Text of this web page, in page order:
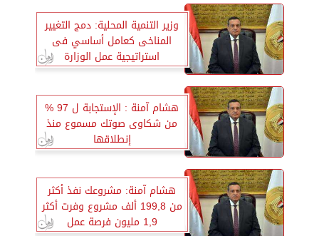
وزير التنمية المحلية: دمج التغيير
المناخى كعامل أساسي فى
استراتيجية عمل الوزارة
هشام آمنة : الإستجابة ل 97 %
من شكاوى صوتك مسموع منذ
إنطلاقها
هشام آمنة: مشروعك نفذ أكثر
من 199,8 ألف مشروع وفرت أكثر
1,9 مليون فرصة عمل